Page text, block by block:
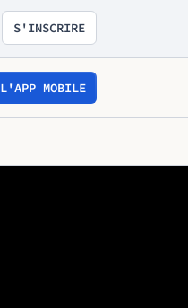
S'INSCRIRE
L'APP MOBILE